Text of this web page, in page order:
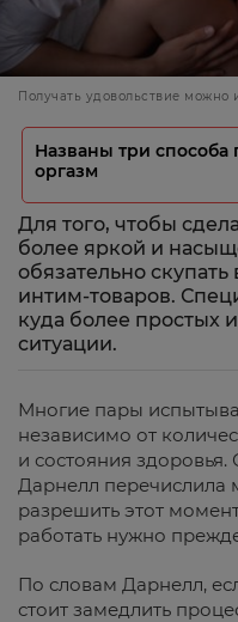
Получать удовольствие можно
Названы три способа
оргазм
Для того, чтобы
более яркой и
обязательно
интим-товаров.
куда более простых
ситуации.
Многие пары
независимо от
и состояния
Дарнелл перечислила
разрешить этот
работать нужно
По словам Дарнелл,
стоит замедлить